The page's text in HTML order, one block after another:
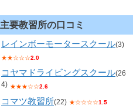
主要教習所の口コミ
レインボーモータースクール(3)
★★☆☆☆2.0
コヤマドライビングスクール(26
4) ★★★☆☆2.6
コマツ教習所(22) ★☆☆☆☆1.5